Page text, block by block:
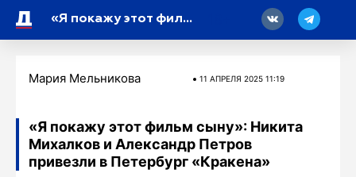
«Я покажу этот фильм сыну»: Никита Михалков и Александр Петров привезли в Петербург «Кракена»
Мария Мельникова 11 АПРЕЛЯ 2025 11:19
«Я покажу этот фильм сыну»: Никита
Михалков и Александр Петров
привезли в Петербург «Кракена»